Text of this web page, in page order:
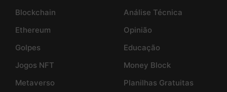
Blockchain
Ethereum
Golpes
Jogos NFT
Metaverso
Análise Técnica
Opinião
Educação
Money Block
Planilhas Gratuitas